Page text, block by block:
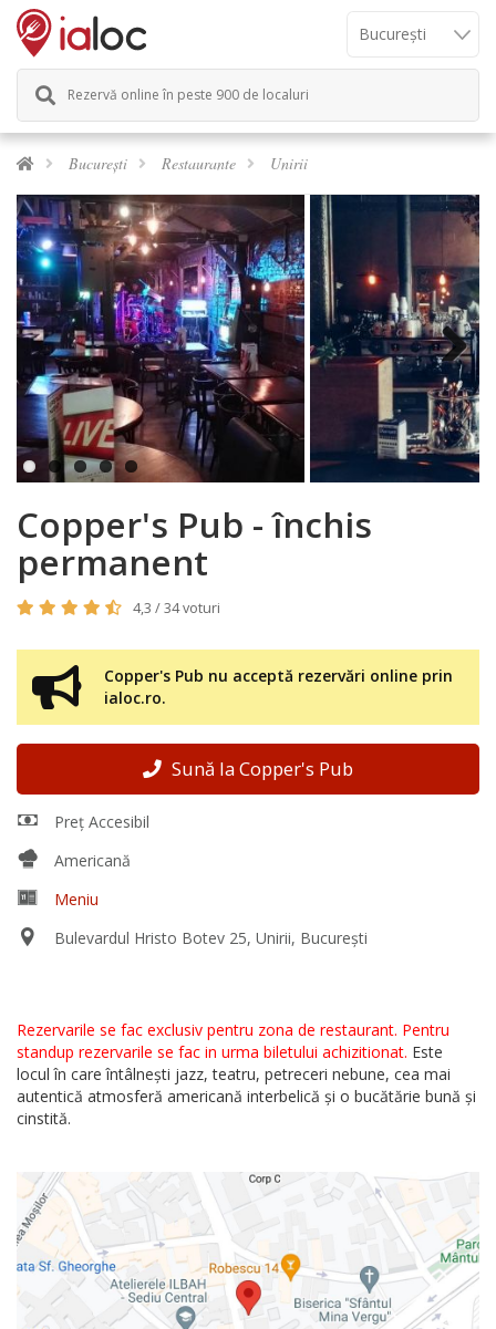
Rezervă online în peste 900 de localuri
București Restaurante Unirii
Previous Next
Copper's Pub - închis
permanent
4,3 / 34 voturi
Copper's Pub nu acceptă rezervări online prin
ialoc.ro.
Sună la Copper's Pub
Preț Accesibil
Americană
Meniu
Bulevardul Hristo Botev 25, Unirii, București
Rezervarile se fac exclusiv pentru zona de restaurant. Pentru
standup rezervarile se fac in urma biletului achizitionat. Este
locul în care întâlnești jazz, teatru, petreceri nebune, cea mai
autentică atmosferă americană interbelică și o bucătărie bună și
cinstită.